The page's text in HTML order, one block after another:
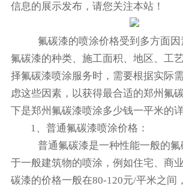
信息的展示发布，请您关注本站！
氟碳漆的喷涂价格受到多方面
氟碳漆的种类、施工面积、地区、工
择氟碳漆喷涂服务时，需要根据实际
虑这些因素，以获得最合适的郑州氟
下是郑州氟碳漆喷涂多少钱一平米的详
1、普通氟碳漆喷涂价格：
普通氟碳漆是一种性能一般的氟
于一般建筑物的喷涂，例如住宅、商
碳漆的价格一般在80-120元/平米之间